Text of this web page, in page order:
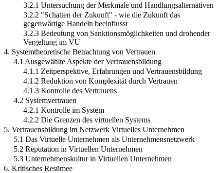
3.2.1 Untersuchung der Merkmale und Handlungsalternativen
3.2.2 "Schatten der Zukunft" - wie die Zukunft das
gegenwärtige Handeln beeinflusst
3.2.3 Bedeutung von Sanktionsmöglichkeiten und drohender
Vergeltung im VU
4. Systemtheoretische Betrachtung von Vertrauen
4.1 Ausgewählte Aspekte der Vertrauensbildung
4.1.1 Zeitperspektive, Erfahrungen und Vertrauensbildung
4.1.2 Reduktion von Komplexität durch Vertrauen
4.1.3 Kontrolle des Vertrauens
4.2 Systemvertrauen
4.2.1 Kontrolle im System
4.2.2 Die Grenzen des virtuellen Systems
5. Vertrauensbildung im Netzwerk Virtuelles Unternehmen
5.1 Das Virtuelle Unternehmen als Unternehmensnetzwerk
5.2 Reputation in Virtuellen Unternehmen
5.3 Unternehmenskultur in Virtuellen Unternehmen
6. Kritisches Resümee